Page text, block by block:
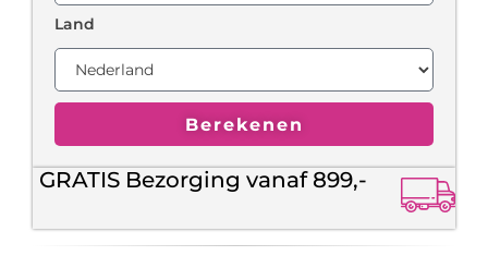
Land
Berekenen
GRATIS Bezorging vanaf 899,-